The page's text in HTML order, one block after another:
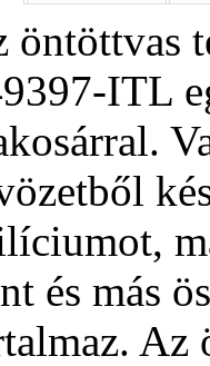
öntöttvas
ITL
és más
Az